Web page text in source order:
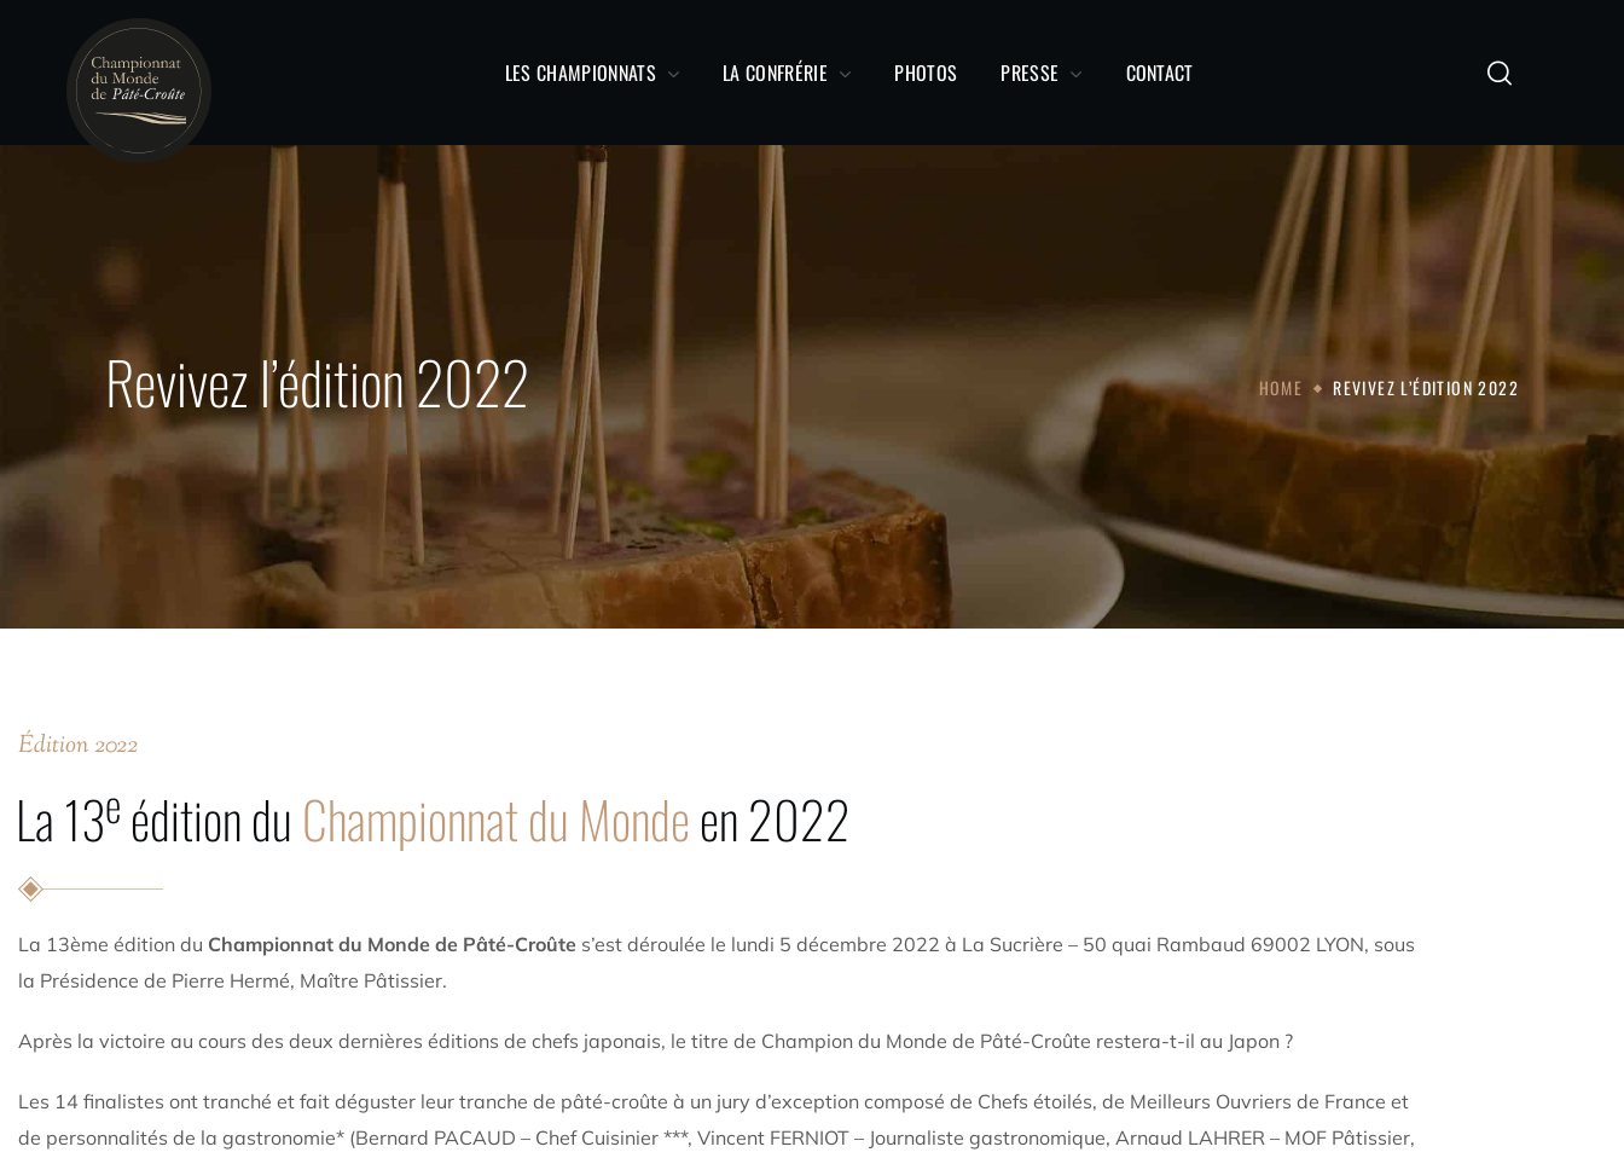
LES CHAMPIONNATS LA CONFRÉRIE PHOTOS PRESSE CONTACT
Revivez l’édition 2022 HOME REVIVEZ L’ÉDITION 2022
Édition 2022
La 13e édition duChampionnat du Mondeen 2022
La 13ème édition du Championnat du Monde de Pâté-Croûte s’est déroulée le lundi 5 décembre 2022 à La Sucrière – 50 quai Rambaud 69002 LYON, sous
la Présidence de Pierre Hermé, Maître Pâtissier.
Après la victoire au cours des deux dernières éditions de chefs japonais, le titre de Champion du Monde de Pâté-Croûte restera-t-il au Japon ?
Les 14 finalistes ont tranché et fait déguster leur tranche de pâté-croûte à un jury d’exception composé de Chefs étoilés, de Meilleurs Ouvriers de France et
de personnalités de la gastronomie* (Bernard PACAUD – Chef Cuisinier ***, Vincent FERNIOT – Journaliste gastronomique, Arnaud LAHRER – MOF Pâtissier,